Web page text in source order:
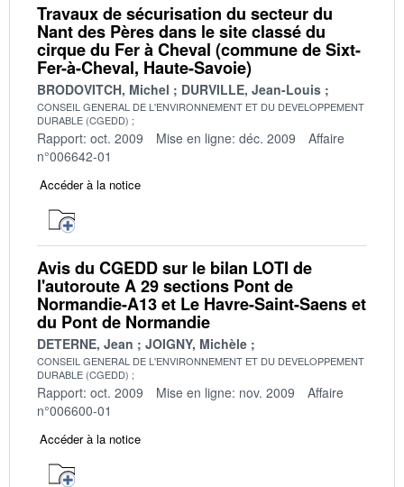
Travaux de sécurisation du secteur du
Nant des Pères dans le site classé du
cirque du Fer à Cheval (commune de Sixt-
Fer-à-Cheval, Haute-Savoie)
BRODOVITCH, Michel DURVILLE, Jean-Louis
CONSEIL GENERAL DE L'ENVIRONNEMENT ET DU DEVELOPPEMENT
DURABLE (CGEDD)
Rapport: oct. 2009 Mise en ligne: déc. 2009
Affaire
n°006642-01
Accéder à la notice
Avis du CGEDD sur le bilan LOTI de
l'autoroute A 29 sections Pont de
Normandie-A13 et Le Havre-Saint-Saens et
du Pont de Normandie
DETERNE, Jean JOIGNY, Michèle
CONSEIL GENERAL DE L'ENVIRONNEMENT ET DU DEVELOPPEMENT
DURABLE (CGEDD)
Rapport: oct. 2009 Mise en ligne: nov. 2009
Affaire
n°006600-01
Accéder à la notice